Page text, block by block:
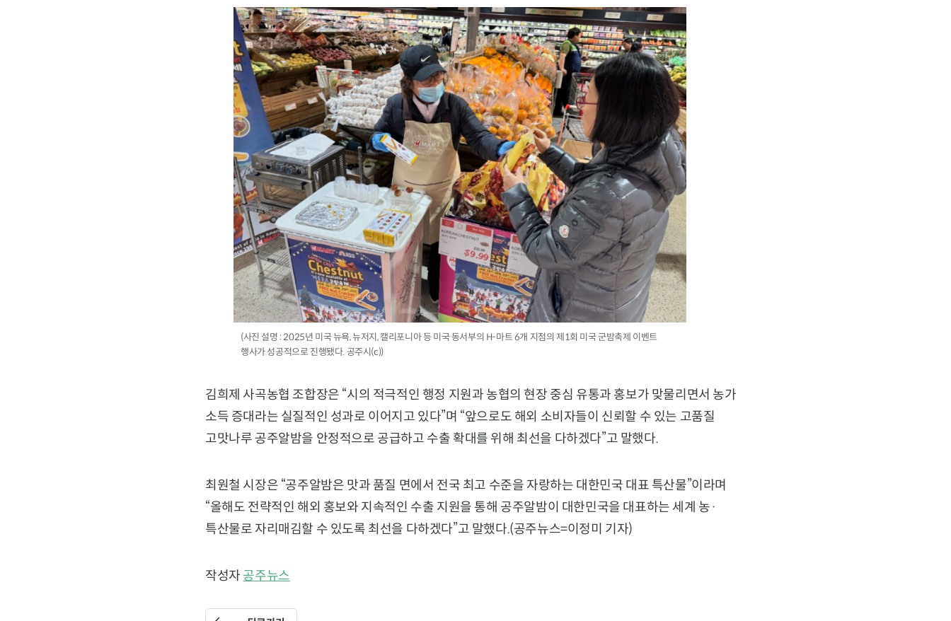
(사진 설명 : 2025년 미국 뉴욕, 뉴저지, 캘리포니아 등 미국 동서부의 H-마트 6개 지점의 제1회 미국 군밤축제 이벤트
행사가 성공적으로 진행됐다. 공주시(c))
김희제 사곡농협 조합장은 “시의 적극적인 행정 지원과 농협의 현장 중심 유통과 홍보가 맞물리면서 농가
소득 증대라는 실질적인 성과로 이어지고 있다”며 “앞으로도 해외 소비자들이 신뢰할 수 있는 고품질
고맛나루 공주알밤을 안정적으로 공급하고 수출 확대를 위해 최선을 다하겠다”고 말했다.
최원철 시장은 “공주알밤은 맛과 품질 면에서 전국 최고 수준을 자랑하는 대한민국 대표 특산물”이라며
“올해도 전략적인 해외 홍보와 지속적인 수출 지원을 통해 공주알밤이 대한민국을 대표하는 세계 농·
특산물로 자리매김할 수 있도록 최선을 다하겠다”고 말했다.(공주뉴스=이정미 기자)
작성자 공주뉴스